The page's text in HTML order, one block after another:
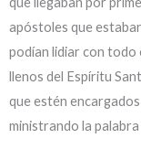
apóstoles que
podían lidiar con todo
llenos del Espíritu
que estén
ministrando la